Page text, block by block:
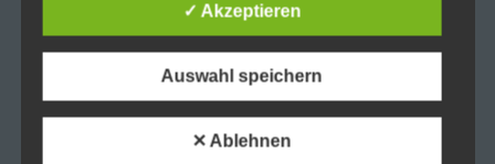
Beitragsnavigation
PREVIOUS POST
2022-09-30 The Foxies
NEXT POST
b) betroffene Person
Betroffene Person ist jede identifizierte oder
identifizierbare natürliche Person, deren
personenbezogene Daten von dem für die
✓ Akzeptieren
Auswahl speichern
✕ Ablehnen